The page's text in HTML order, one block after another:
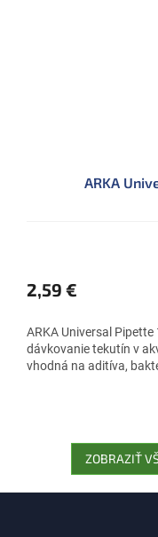
ARKA
2,59 €
ARKA Universal
dávkovanie tekutín v
vhodná na aditíva,
ZOBRAZIŤ